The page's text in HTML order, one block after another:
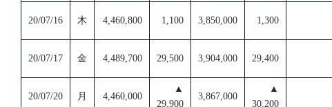
20/07/16 木 4,460,800 1,100 3,850,000 1,300
20/07/17 金 4,489,700 29,500 3,904,000 29,400
20/07/20 月 4,460,000
▲
29,900
3,867,000
▲
30,200